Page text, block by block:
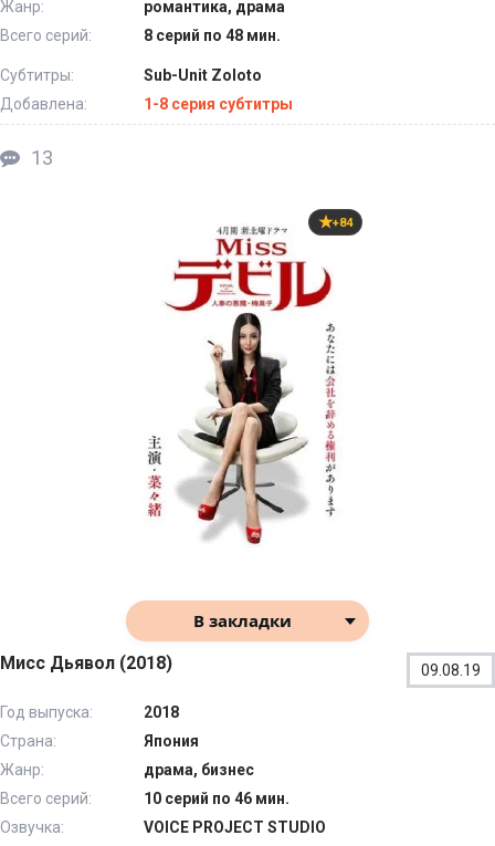
Жанр:
романтика, драма
Всего серий:
8 серий по 48 мин.
Субтитры:
Sub-Unit Zoloto
Добавлена:
1-8 серия субтитры
13
+84
В закладки
Мисс Дьявол (2018) 09.08.19
Год выпуска:
2018
Страна:
Япония
Жанр:
драма, бизнес
Всего серий:
10 серий по 46 мин.
Озвучка:
VOICE PROJECT STUDIO